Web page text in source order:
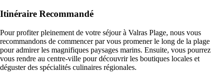
Itinéraire Recommandé
Pour profiter pleinement de votre séjour à Valras Plage, nous vous
recommandons de commencer par vous promener le long de la plage
pour admirer les magnifiques paysages marins. Ensuite, vous pourrez
vous rendre au centre-ville pour découvrir les boutiques locales et
déguster des spécialités culinaires régionales.